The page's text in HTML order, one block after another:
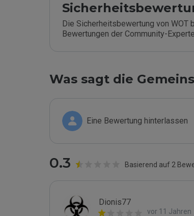
Die Sicherheitsbewertung von WOT
Bewertungen der Community-
Was sagt die
Eine Bewertung hinterlassen
0.3 Basierend auf 2
Dionis77
vor 11 Jahren